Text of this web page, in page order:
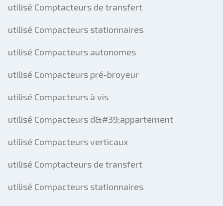
utilisé Comptacteurs de transfert
utilisé Compacteurs stationnaires
utilisé Compacteurs autonomes
utilisé Compacteurs pré-broyeur
utilisé Compacteurs à vis
utilisé Compacteurs d&#39;appartement
utilisé Compacteurs verticaux
utilisé Comptacteurs de transfert
utilisé Compacteurs stationnaires